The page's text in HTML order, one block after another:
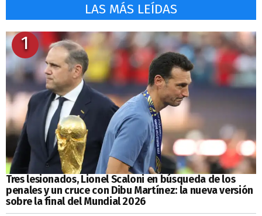
LAS MÁS LEÍDAS
1
Tres lesionados, Lionel Scaloni en búsqueda de los
penales y un cruce con Dibu Martínez: la nueva versión
sobre la final del Mundial 2026